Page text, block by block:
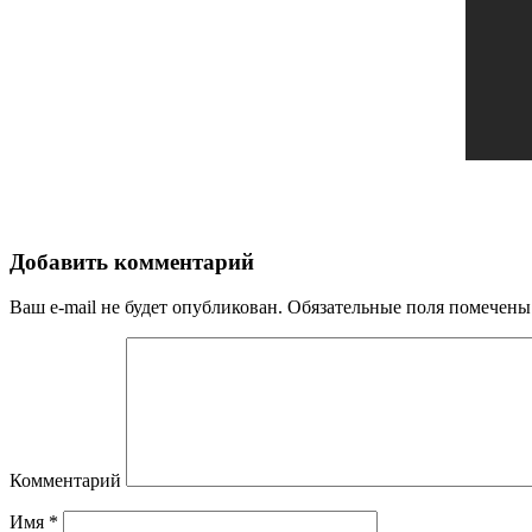
Добавить комментарий
Ваш e-mail не будет опубликован. Обязательные поля
Комментарий
Имя *